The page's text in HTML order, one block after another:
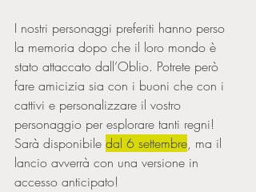
I nostri personaggi preferiti hanno perso
la memoria dopo che il loro mondo è
stato attaccato dall’Oblio. Potrete però
fare amicizia sia con i buoni che con i
cattivi e personalizzare il vostro
personaggio per esplorare tanti regni!
Sarà disponibile dal 6 settembre, ma il
lancio avverrà con una versione in
accesso anticipato!